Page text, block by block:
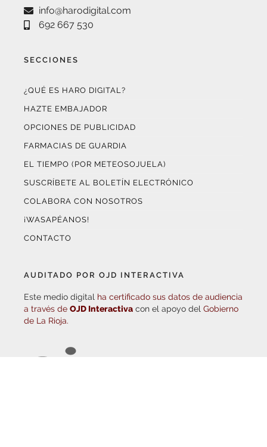
info@harodigital.com
692 667 530
SECCIONES
¿QUÉ ES HARO DIGITAL?
HAZTE EMBAJADOR
OPCIONES DE PUBLICIDAD
FARMACIAS DE GUARDIA
EL TIEMPO (POR METEOSOJUELA)
SUSCRÍBETE AL BOLETÍN ELECTRÓNICO
COLABORA CON NOSOTROS
¡WASAPÉANOS!
CONTACTO
AUDITADO POR OJD INTERACTIVA
Este medio digital ha certificado sus datos de audiencia
a través de OJD Interactiva con el apoyo del Gobierno
de La Rioja.